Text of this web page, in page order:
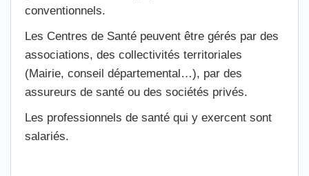
conventionnels.
Les Centres de Santé peuvent être gérés par des
associations, des collectivités territoriales
(Mairie, conseil départemental…), par des
assureurs de santé ou des sociétés privés.
Les professionnels de santé qui y exercent sont
salariés.